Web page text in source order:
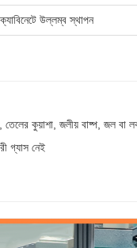
ক্যাবিনেটে উল্লম্ব স্থাপন
তেলের কুয়াশা, জলীয় বাষ্প, জল বা
গ্যাস নেই